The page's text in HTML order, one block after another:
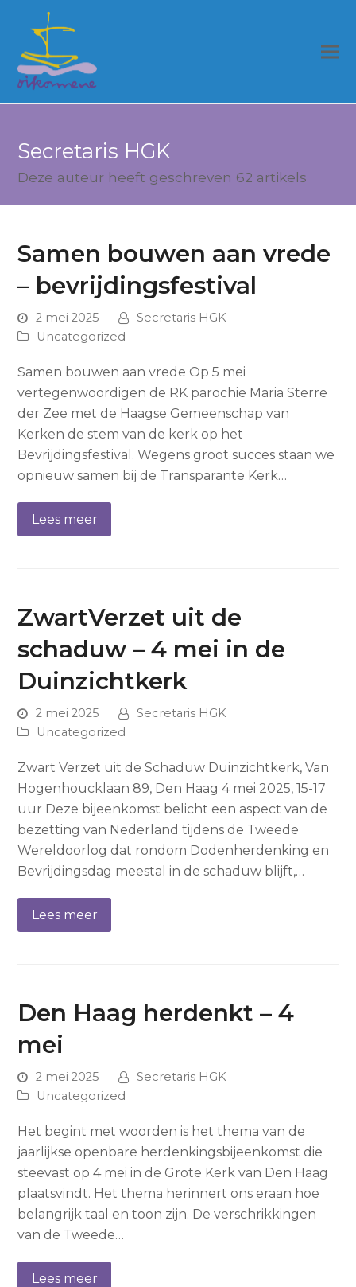
Secretaris HGK
Deze auteur heeft geschreven 62 artikels
Samen bouwen aan vrede
– bevrijdingsfestival
2 mei 2025
Secretaris HGK
Uncategorized
Samen bouwen aan vrede Op 5 mei
vertegenwoordigen de RK parochie Maria Sterre
der Zee met de Haagse Gemeenschap van
Kerken de stem van de kerk op het
Bevrijdingsfestival. Wegens groot succes staan we
opnieuw samen bij de Transparante Kerk…
Lees meer
ZwartVerzet uit de
schaduw – 4 mei in de
Duinzichtkerk
2 mei 2025
Secretaris HGK
Uncategorized
Zwart Verzet uit de Schaduw Duinzichtkerk, Van
Hogenhoucklaan 89, Den Haag 4 mei 2025, 15-17
uur Deze bijeenkomst belicht een aspect van de
bezetting van Nederland tijdens de Tweede
Wereldoorlog dat rondom Dodenherdenking en
Bevrijdingsdag meestal in de schaduw blijft,…
Lees meer
Den Haag herdenkt – 4
mei
2 mei 2025
Secretaris HGK
Uncategorized
Het begint met woorden is het thema van de
jaarlijkse openbare herdenkingsbijeenkomst die
steevast op 4 mei in de Grote Kerk van Den Haag
plaatsvindt. Het thema herinnert ons eraan hoe
belangrijk taal en toon zijn. De verschrikkingen
van de Tweede…
Lees meer